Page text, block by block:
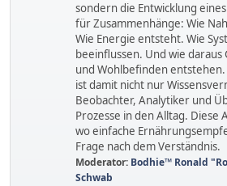
sondern die Entwicklung
für Zusammenhänge: Wie
Wie Energie entsteht. Wie
beeinflussen. Und wie
und Wohlbefinden
ist damit nicht nur
Beobachter, Analytiker und
Prozesse in den Alltag.
wo einfache
Frage nach dem Verständnis.
Moderator: Bodhie™ Ronald
Schwab